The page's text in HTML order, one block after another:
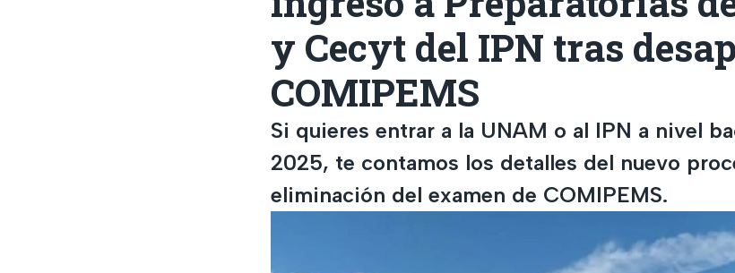
y Cecyt del IPN tras
COMIPEMS
Si quieres entrar a la UNAM o al IPN a nivel
2025, te contamos los detalles del nuevo
eliminación del examen de COMIPEMS.